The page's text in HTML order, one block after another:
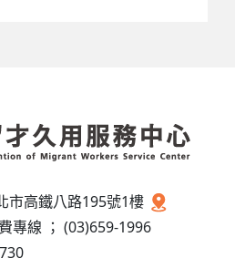
市高鐵八路195號1樓
專線 ； (03)659-1996